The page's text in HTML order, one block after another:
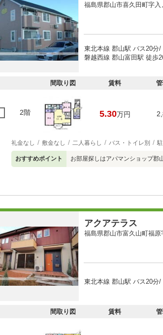
福島県郡山市喜久田町字入
東北本線 郡山駅 バス20分
磐越西線 郡山富田駅 徒歩
間取り図 賃料
2階 5.30万円
礼金なし 敷金なし 二人暮らし バス・トイレ別
おすすめポイント お部屋探しはアパマンショップ郡
アクアテラス
福島県郡山市富久山町福原
東北本線 郡山駅 バス20分
間取り図 賃料